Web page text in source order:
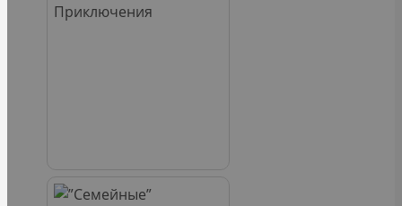
Приключения